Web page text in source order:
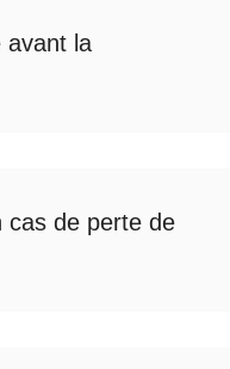
avant la
cas de perte de